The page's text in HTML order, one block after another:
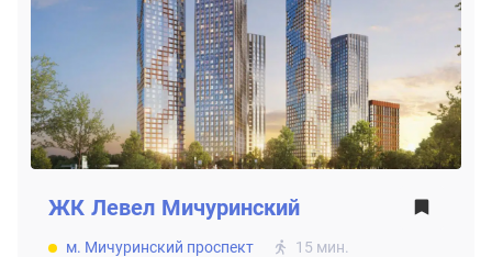
ЖК Левел Мичуринский
м. Мичуринский проспект
15 мин.